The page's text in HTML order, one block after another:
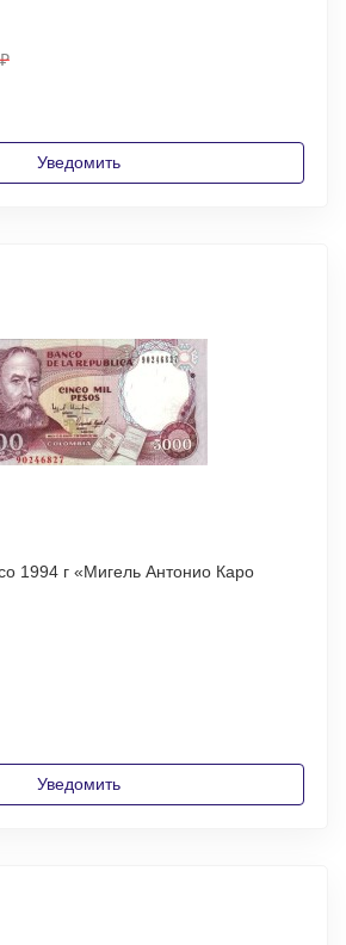
₽
Уведомить
1994 г «Мигель Антонио Каро
Уведомить